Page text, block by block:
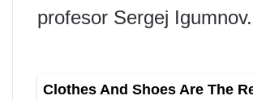
profesor Sergej Igumnov.